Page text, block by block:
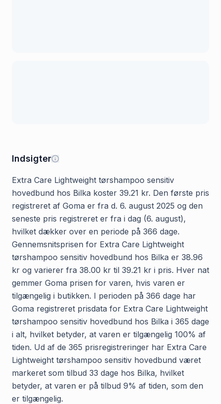
Indsigter
Extra Care Lightweight tørshampoo sensitiv
hovedbund hos Bilka koster 39.21 kr. Den første pris
registreret af Goma er fra d. 6. august 2025 og den
seneste pris registreret er fra i dag (6. august),
hvilket dækker over en periode på 366 dage.
Gennemsnitsprisen for Extra Care Lightweight
tørshampoo sensitiv hovedbund hos Bilka er 38.96
kr og varierer fra 38.00 kr til 39.21 kr i pris. Hver nat
gemmer Goma prisen for varen, hvis varen er
tilgængelig i butikken. I perioden på 366 dage har
Goma registreret prisdata for Extra Care Lightweight
tørshampoo sensitiv hovedbund hos Bilka i 365 dage
i alt, hvilket betyder, at varen er tilgængelig 100% af
tiden. Ud af de 365 prisregistreringer har Extra Care
Lightweight tørshampoo sensitiv hovedbund været
markeret som tilbud 33 dage hos Bilka, hvilket
betyder, at varen er på tilbud 9% af tiden, som den
er tilgængelig.